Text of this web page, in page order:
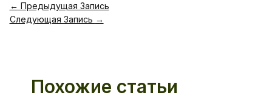
← Предыдущая Запись
Следующая Запись →
Похожие статьи